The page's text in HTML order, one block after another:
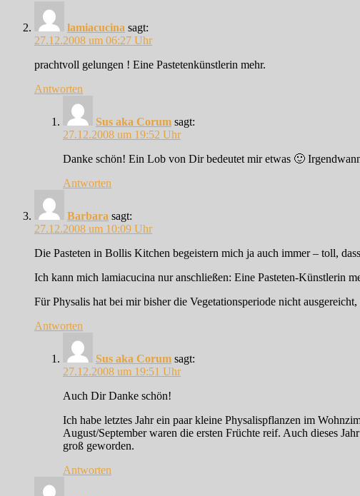
lamiacucina sagt:
27.12.2008 um 06:27 Uhr
prachtvoll gelungen ! Eine Pastetenkünstlerin mehr.
Antworten
Sus aka Corum sagt:
27.12.2008 um 19:52 Uhr
Danke schön! Ein Lob von Dir bedeutet mir etwas 🙂
Antworten
Barbara sagt:
27.12.2008 um 10:09 Uhr
Die Pasteten in Bollis Kitchen begeistern mich ja auch immer – toll,
Ich kann mich lamiacucina nur anschließen: Eine Pasteten-Künstlerin
Für Physalis hat bei mir bisher die Vegetationsperiode nicht
Antworten
Sus aka Corum sagt:
27.12.2008 um 19:51 Uhr
Auch Dir Danke schön!
Ich habe letztes Jahr ein paar kleine Physalispflanzen im
August/September waren die ersten Früchte reif. Auch dieses
groß geworden.
Antworten